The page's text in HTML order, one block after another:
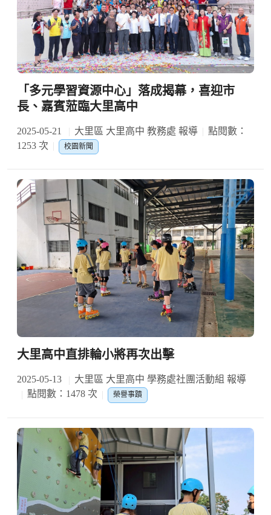
「多元學習資源中心」落成揭幕，喜迎市
長、嘉賓蒞臨大里高中
2025-05-21 大里區 大里高中 教務處 報導
點閱數：
1253 次
校園新聞
大里高中直排輪小將再次出擊
2025-05-13
大里區 大里高中 學務處社團活動組 報導
點閱數：1478 次
榮譽事蹟